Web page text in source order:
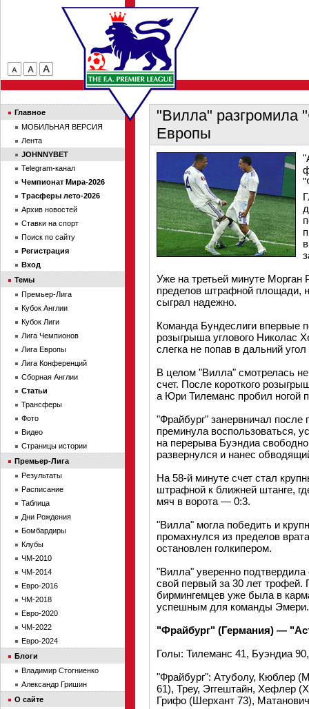
"Вилла" разгромила
Европы
Уже на третьей минуте
пределов штрафной площади,
сыграл надежно.
Команда Бундеслиги впервые
розыгрыша углового Николас
слегка не попав в дальний угол
В целом "Вилла" смотрелась
счет. После короткого
а Юри Тилеманс пробил ногой
"Фрайбург" занервничал
преминула воспользоваться,
на перерыва Буэндиа
развернулся и нанес
На 58-й минуте счет стал
штрафной к ближней штанге,
мяч в ворота — 0:3.
"Вилла" могла победить и
промахнулся из пределов
остановлен голкипером.
"Вилла" уверенно
свой первый за 30 лет трофей.
бирмингемцев уже была в
успешным для команды Эмери.
"Фрайбург" (Германия) —
Голы: Тилеманс 41, Буэндиа
"Фрайбург": Атуболу, Кюблер
61), Треу, Эггештайн, Хефлер
Грифо (Шерхант 73),
Главное
МОБИЛЬНАЯ ВЕРСИЯ
Лента
JOHNNYBET
Telegram-канал
Чемпионат Мира-2026
Трасферы лето-2026
Архив новостей
Ставки на спорт
Поиск по сайту
Регистрация
Вход
Темы
Премьер-Лига
Кубок Англии
Кубок Лиги
Лига Чемпионов
Лига Европы
Лига Конференций
Сборная Англии
Статьи
Трансферы
Фото
Видео
Страницы истории
Премьер-Лига
Результаты
Расписание
Таблица
Дни Рождения
Бомбардиры
Клубы
ЧМ-2010
ЧМ-2014
Евро-2016
ЧМ-2018
Евро-2020
ЧМ-2022
Евро-2024
Блоги
Владимир Стогниенко
Александр Гришин
О сайте